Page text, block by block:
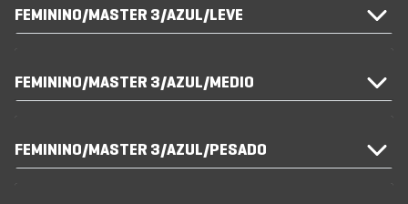
FEMININO/MASTER 3/AZUL/LEVE
FEMININO/MASTER 3/AZUL/MEDIO
FEMININO/MASTER 3/AZUL/PESADO